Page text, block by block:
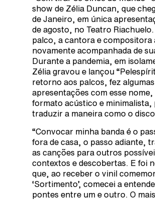
show de Zélia Duncan, que
de Janeiro, em única
de agosto, no Teatro
palco, a cantora e compositora
novamente acompanhada de
Durante a pandemia, em
Zélia gravou e lançou
retorno aos palcos, fez algumas
apresentações com esse nome,
formato acústico e minimalista,
traduzir a maneira como o
“Convocar minha banda é o
fora de casa, o passo adiante,
as canções para outros
contextos e descobertas. E foi
que, ao receber o vinil
‘Sortimento’, comecei a
pontes entre um e outro. O